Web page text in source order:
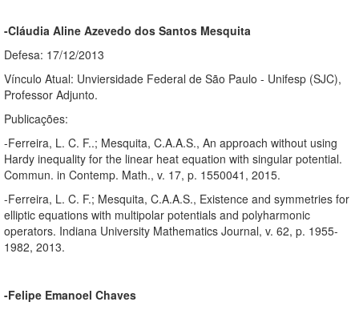
-Cláudia Aline Azevedo dos Santos Mesquita
Defesa: 17/12/2013
Vínculo Atual: Unviersidade Federal de São Paulo - Unifesp (SJC),
Professor Adjunto.
Publicações:
-Ferreira, L. C. F..; Mesquita, C.A.A.S., An approach without using
Hardy inequality for the linear heat equation with singular potential.
Commun. in Contemp. Math., v. 17, p. 1550041, 2015.
-Ferreira, L. C. F.; Mesquita, C.A.A.S., Existence and symmetries for
elliptic equations with multipolar potentials and polyharmonic
operators. Indiana University Mathematics Journal, v. 62, p. 1955-
1982, 2013.
-Felipe Emanoel Chaves